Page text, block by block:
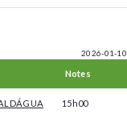
2026-01-10
Notes
15h00